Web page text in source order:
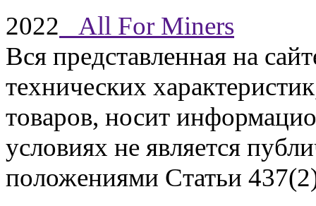
2022
All For Miners
Вся представленная на
технических
товаров, носит
условиях не является
положениями Статьи
Задать вопрос